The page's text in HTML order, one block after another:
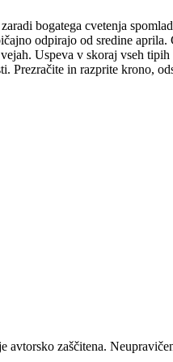
bogatega cvetenja
odpirajo od sredine
Uspeva v skoraj vseh
Prezračite in razprite krono,
zaščitena.